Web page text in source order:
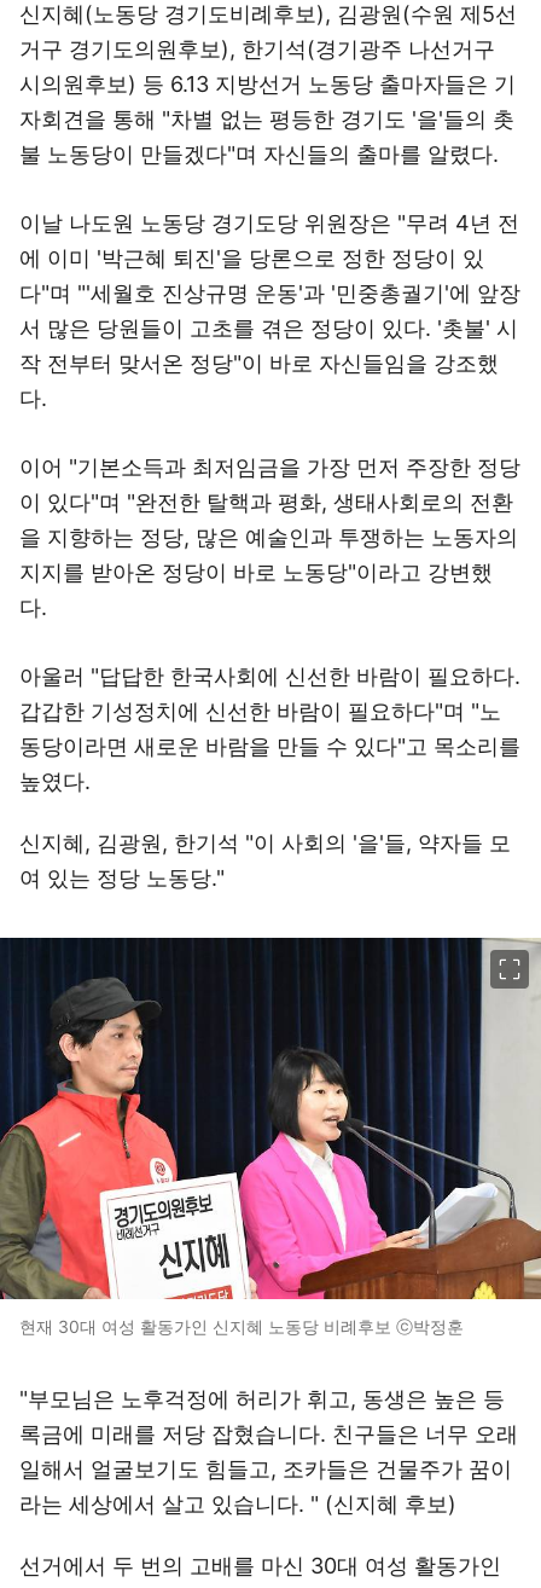
신지혜(노동당 경기도비례후보), 김광원(수원 제5선
거구 경기도의원후보), 한기석(경기광주 나선거구
시의원후보) 등 6.13 지방선거 노동당 출마자들은 기
자회견을 통해 "차별 없는 평등한 경기도 '을'들의 촛
불 노동당이 만들겠다"며 자신들의 출마를 알렸다.
이날 나도원 노동당 경기도당 위원장은 "무려 4년 전
에 이미 '박근혜 퇴진'을 당론으로 정한 정당이 있
다"며 "'세월호 진상규명 운동'과 '민중총궐기'에 앞장
서 많은 당원들이 고초를 겪은 정당이 있다. '촛불' 시
작 전부터 맞서온 정당"이 바로 자신들임을 강조했
다.
이어 "기본소득과 최저임금을 가장 먼저 주장한 정당
이 있다"며 "완전한 탈핵과 평화, 생태사회로의 전환
을 지향하는 정당, 많은 예술인과 투쟁하는 노동자의
지지를 받아온 정당이 바로 노동당"이라고 강변했
다.
아울러 "답답한 한국사회에 신선한 바람이 필요하다.
갑갑한 기성정치에 신선한 바람이 필요하다"며 "노
동당이라면 새로운 바람을 만들 수 있다"고 목소리를
높였다.
신지혜, 김광원, 한기석 "이 사회의 '을'들, 약자들 모
여 있는 정당 노동당."
현재 30대 여성 활동가인 신지혜 노동당 비례후보 ⓒ박정훈
"부모님은 노후걱정에 허리가 휘고, 동생은 높은 등
록금에 미래를 저당 잡혔습니다. 친구들은 너무 오래
일해서 얼굴보기도 힘들고, 조카들은 건물주가 꿈이
라는 세상에서 살고 있습니다. " (신지혜 후보)
선거에서 두 번의 고배를 마신 30대 여성 활동가인